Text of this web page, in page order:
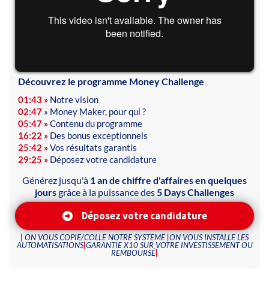
Découvrez le programme Money Challenge
01:43 » Notre vision
02:47 » Money Maker, pour qui ?
05:47 »Contenu du programme
16:22 » Des bonus exceptionnels
25:42 »Vos résultats garantis
29:25 » Déposez votre candidature
Générez jusqu'à 1 an de chiffre d'affaires en quelques
joursgrâce à la puissance des5 Days Challenges
Déposez votre candidature
ON VOUS COPIE/COLLE NOTRE SYSTEME ON VOUS INSTALLE LES
AUTOMATISATIONS| GARANTIE X10 SUR VOTRE INVESTISSEMENT OU
REMBOURSÉ